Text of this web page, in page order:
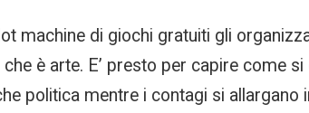
machine di giochi gratuiti gli
è arte. E’ presto per capire come
politica mentre i contagi si allargano